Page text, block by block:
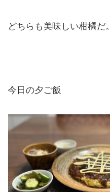
どちらも美味しい柑橘だ。
今日の夕ご飯